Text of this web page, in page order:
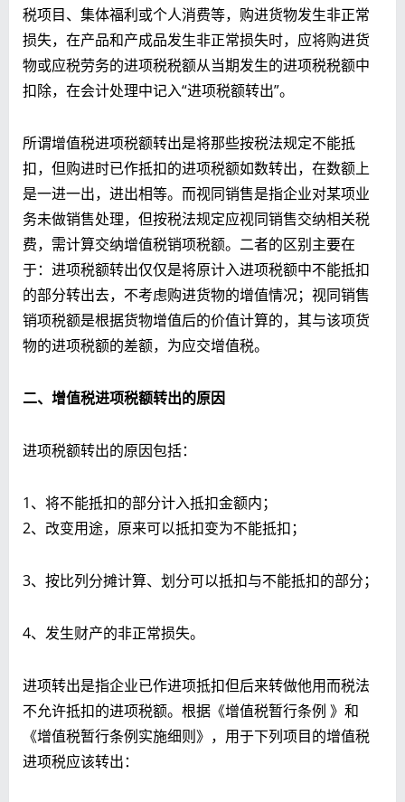
税项目、集体福利或个人消费等，购进货物发生非正常
损失，在产品和产成品发生非正常损失时，应将购进货
物或应税劳务的进项税税额从当期发生的进项税税额中
扣除，在会计处理中记入“进项税额转出”。
所谓增值税进项税额转出是将那些按税法规定不能抵
扣，但购进时已作抵扣的进项税额如数转出，在数额上
是一进一出，进出相等。而视同销售是指企业对某项业
务未做销售处理，但按税法规定应视同销售交纳相关税
费，需计算交纳增值税销项税额。二者的区别主要在
于：进项税额转出仅仅是将原计入进项税额中不能抵扣
的部分转出去，不考虑购进货物的增值情况；视同销售
销项税额是根据货物增值后的价值计算的，其与该项货
物的进项税额的差额，为应交增值税。
二、增值税进项税额转出的原因
进项税额转出的原因包括：
1、将不能抵扣的部分计入抵扣金额内；
2、改变用途，原来可以抵扣变为不能抵扣；
3、按比列分摊计算、划分可以抵扣与不能抵扣的部分；
4、发生财产的非正常损失。
进项转出是指企业已作进项抵扣但后来转做他用而税法
不允许抵扣的进项税额。根据《增值税暂行条例 》和
《增值税暂行条例实施细则》，用于下列项目的增值税
进项税应该转出：